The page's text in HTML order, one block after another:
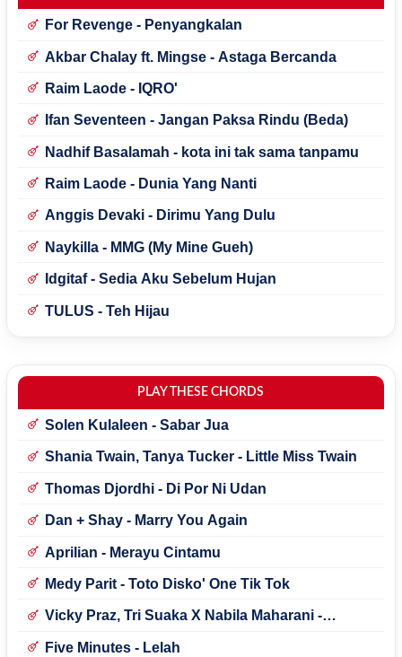
For Revenge - Penyangkalan
Akbar Chalay ft. Mingse - Astaga Bercanda
Raim Laode - IQRO'
Ifan Seventeen - Jangan Paksa Rindu (Beda)
Nadhif Basalamah - kota ini tak sama tanpamu
Raim Laode - Dunia Yang Nanti
Anggis Devaki - Dirimu Yang Dulu
Naykilla - MMG (My Mine Gueh)
Idgitaf - Sedia Aku Sebelum Hujan
TULUS - Teh Hijau
PLAY THESE CHORDS
Solen Kulaleen - Sabar Jua
Shania Twain, Tanya Tucker - Little Miss Twain
Thomas Djordhi - Di Por Ni Udan
Dan + Shay - Marry You Again
Aprilian - Merayu Cintamu
Medy Parit - Toto Disko' One Tik Tok
Vicky Praz, Tri Suaka X Nabila Maharani -
Five Minutes - Lelah